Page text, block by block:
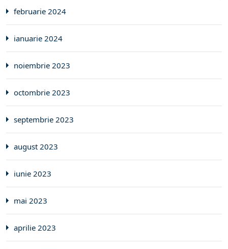
februarie 2024
ianuarie 2024
noiembrie 2023
octombrie 2023
septembrie 2023
august 2023
iunie 2023
mai 2023
aprilie 2023